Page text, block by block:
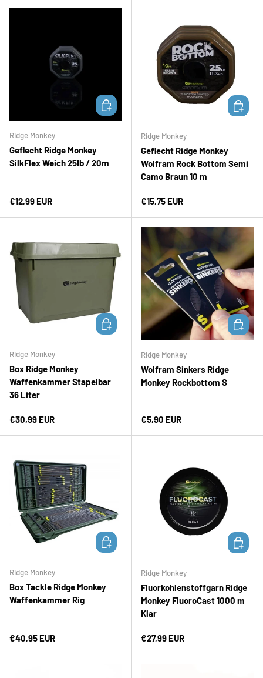
Ridge Monkey
Geflecht Ridge Monkey
SilkFlex Weich 25Ib / 20m
Normaler Preis
€12,99 EUR
IN DEN WARENKORB
Ridge Monkey
Geflecht Ridge Monkey
Wolfram Rock Bottom Semi
Camo Braun 10 m
Normaler Preis
€15,75 EUR
IN DEN
Ridge Monkey
Box Ridge Monkey
Waffenkammer Stapelbar
36 Liter
Normaler Preis
€30,99 EUR
IN DEN WARENKORB
Ridge Monkey
Wolfram Sinkers Ridge
Monkey Rockbottom S
Normaler Preis
€5,90 EUR
IN DEN
Ridge Monkey
Box Tackle Ridge Monkey
Waffenkammer Rig
Normaler Preis
€40,95 EUR
IN DEN WARENKORB
Ridge Monkey
Fluorkohlenstoffgarn Ridge
Monkey FluoroCast 1000 m
Klar
Normaler Preis
€27,99 EUR